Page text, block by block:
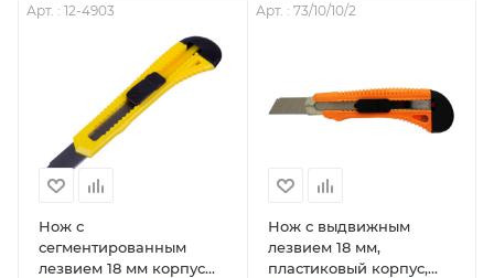
Арт. : 12-4903
Нож с
сегментированным
лезвием 18 мм корпус
Арт. : 73/10/10/2
Нож с выдвижным
лезвием 18 мм,
пластиковый корпус,